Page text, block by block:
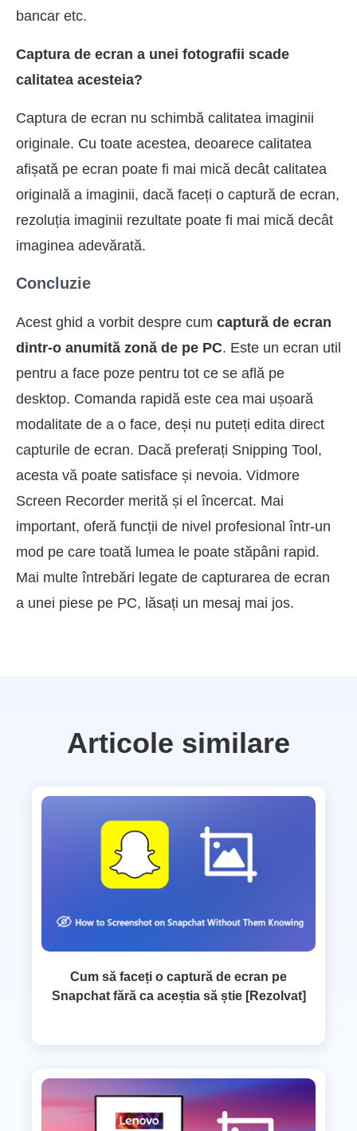
bancar etc.
Captura de ecran a unei fotografii scade
calitatea acesteia?
Captura de ecran nu schimbă calitatea imaginii
originale. Cu toate acestea, deoarece calitatea
afișată pe ecran poate fi mai mică decât calitatea
originală a imaginii, dacă faceți o captură de ecran,
rezoluția imaginii rezultate poate fi mai mică decât
imaginea adevărată.
Concluzie
Acest ghid a vorbit despre cum captură de ecran
dintr-o anumită zonă de pe PC. Este un ecran util
pentru a face poze pentru tot ce se află pe
desktop. Comanda rapidă este cea mai ușoară
modalitate de a o face, deși nu puteți edita direct
capturile de ecran. Dacă preferați Snipping Tool,
acesta vă poate satisface și nevoia. Vidmore
Screen Recorder merită și el încercat. Mai
important, oferă funcții de nivel profesional într-un
mod pe care toată lumea le poate stăpâni rapid.
Mai multe întrebări legate de capturarea de ecran
a unei piese pe PC, lăsați un mesaj mai jos.
Articole similare
Cum să faceți o captură de ecran pe
Snapchat fără ca aceștia să știe [Rezolvat]